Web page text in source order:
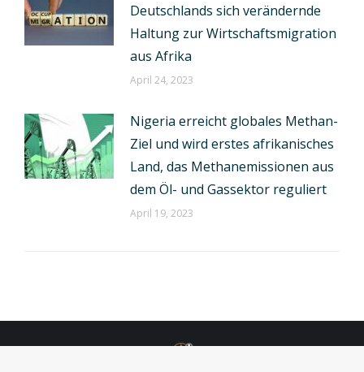
Deutschlands sich verändernde
Haltung zur Wirtschaftsmigration
aus Afrika
April 24, 2023
Nigeria erreicht globales Methan-
Ziel und wird erstes afrikanisches
Land, das Methanemissionen aus
dem Öl- und Gassektor reguliert
April 19, 2023